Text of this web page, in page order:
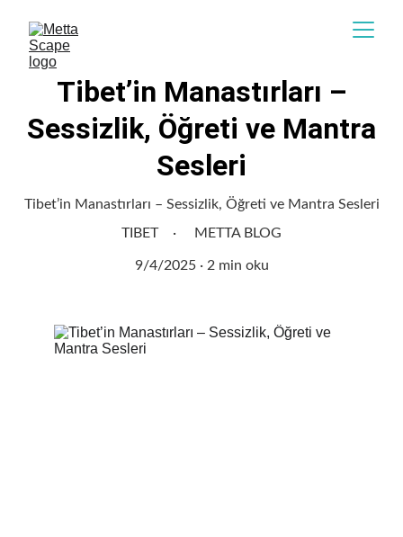
Tibet’in Manastırları –
Sessizlik, Öğreti ve Mantra
Sesleri
Tibet’in Manastırları – Sessizlik, Öğreti ve Mantra Sesleri
TIBET
METTA BLOG
9/4/2025 2 min oku